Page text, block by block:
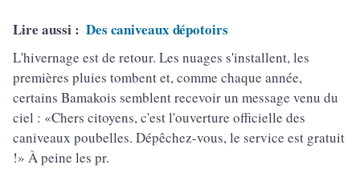
Lire aussi : Des caniveaux dépotoirs
L'hivernage est de retour. Les nuages s'installent, les
premières pluies tombent et, comme chaque année,
certains Bamakois semblent recevoir un message venu du
ciel : «Chers citoyens, c'est l'ouverture officielle des
caniveaux poubelles. Dépêchez-vous, le service est gratuit
!» À peine les pr.